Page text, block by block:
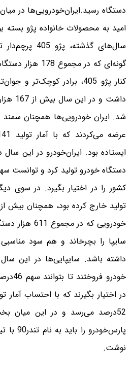
دستگاه رسید.ایران‌خودرویی‌ها در
امید به محصولات خانواده پژو
سال‌های
گونه‌ای که در
داشت
شد. ایران خودرویی‌ها همچنان سمند
کشور را در اختیار بگیرد. در سوی
تولید خارج کرده بود، همچنان بیش
خودرویی که
سایپا را بچرخاند و هم سود
خودرو
در اختیار بگیرند که با احتساب
52درصد می‌رسد و در این میان
نوشت.